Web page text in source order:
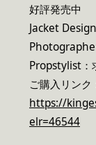
好評発売中
Jacket
Propstylist：
ご購入リンク
https://
elr=46544